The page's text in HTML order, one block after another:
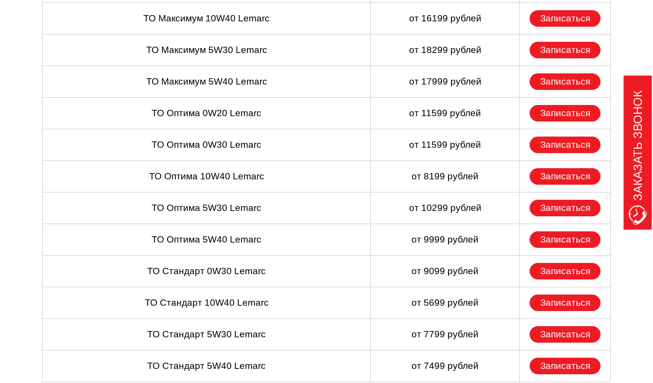
ТО Максимум 10W40 Lemarc от 16199 рублей Записаться
ТО Максимум 5W30 Lemarc от 18299 рублей Записаться
ТО Максимум 5W40 Lemarc от 17999 рублей Записаться
ТО Оптима 0W20 Lemarc от 11599 рублей Записаться
ТО Оптима 0W30 Lemarc от 11599 рублей Записаться
ТО Оптима 10W40 Lemarc от 8199 рублей Записаться
ТО Оптима 5W30 Lemarc от 10299 рублей Записаться
ТО Оптима 5W40 Lemarc от 9999 рублей Записаться
ТО Стандарт 0W30 Lemarc от 9099 рублей Записаться
ТО Стандарт 10W40 Lemarc от 5699 рублей Записаться
ТО Стандарт 5W30 Lemarc от 7799 рублей Записаться
ТО Стандарт 5W40 Lemarc от 7499 рублей Записаться
ЗАКАЗАТЬ ЗВОНОК